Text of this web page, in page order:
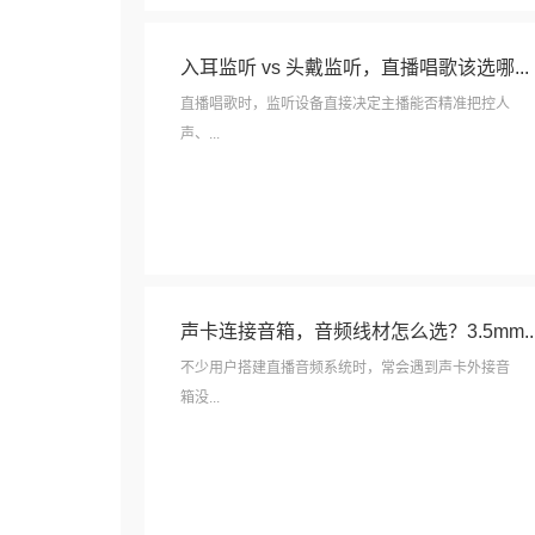
入耳监听 vs 头戴监听，直播唱歌该选哪...
直播唱歌时，监听设备直接决定主播能否精准把控人
声、...
声卡连接音箱，音频线材怎么选？
不少用户搭建直播音频系统时，常会遇到声卡外接音
箱没...